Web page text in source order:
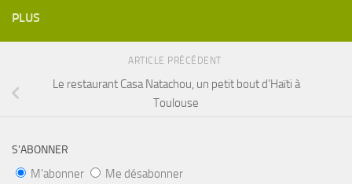
PLUS
ARTICLE PRÉCÉDENT
Le restaurant Casa Natachou, un petit bout d’Haïti à
Toulouse
S’ABONNER
M'abonner
Me désabonner